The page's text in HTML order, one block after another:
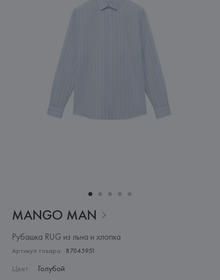
MANGO MAN
Рубашка RUG из льна и хлопка
Артикул товара: 87045951
Цвет: Голубой